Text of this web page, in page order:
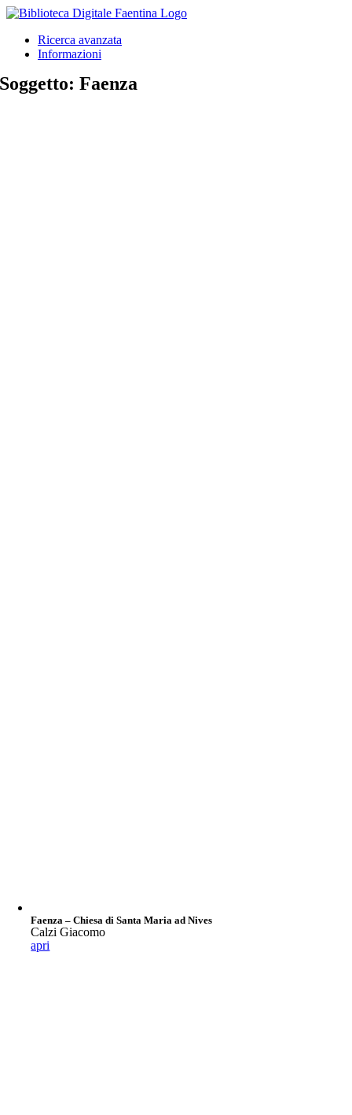
Salta
contenutoRicerca avanzata
Informazioni
Soggetto: Faenza
Faenza – Chiesa di Santa Maria ad Nives
Calzi Giacomo
apri